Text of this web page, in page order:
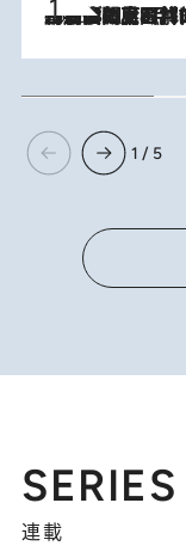
2026.8.8
「最後に見られてよかった」上野動物園の東園パンダ舎が解体前に特別公開。8月16日まで延長されたパネル展と共に辿る“半世紀”のパンダ飼育《解体工事の図面あり》
1 / 5
SERIES
連載